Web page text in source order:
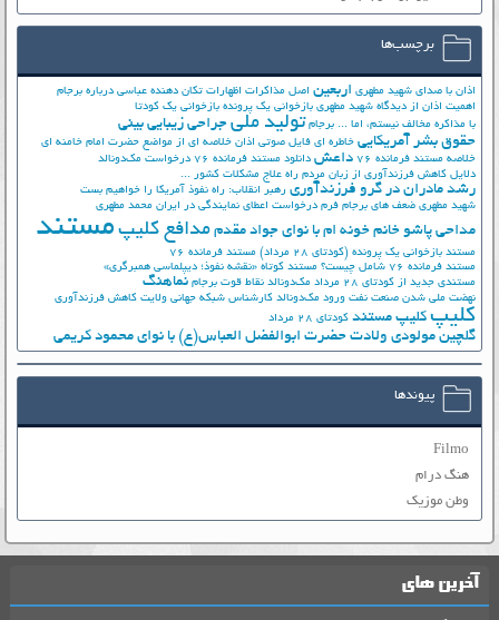
برچسب‌ها
اذان با صدای شهید مطهری اربعین اصل مذاکرات اظهارات تکان دهنده عباسی درباره برجام
اهمیت اذان از دیدگاه شهید مطهری بازخوانی یک پرونده بازخوانی یک کودتا
با مذاکره مخالف نیستم، اما ... برجام تولید ملی جراحی زیبایی بینی
حقوق بشر آمریکایی خاطره ای فایل صوتی اذان خلاصه ای از مواضع حضرت امام خامنه ای
خلاصه مستند فرمانده 76
داعش دانلود مستند فرمانده 76
درخواست مک‌دونالد
دلایل کاهش فرزندآوری از زبان مردم راه علاج مشکلات کشور ...
رشد مادران در گرو فرزندآوری رهبر انقلاب: راه نفوذ آمریکا را خواهیم بست
شهید مطهری ضعف های برجام فرم درخواست اعطای نمایندگی در ایران محمد مطهری
مداحی پاشو خانم خونه ام با نوای جواد مقدم مدافع کلیپ مستند
مستند بازخوانی یک پرونده (کودتای 28 مرداد)
مستند فرمانده 76
مستند فرمانده 76 شامل چیست؟
مستند کوتاه «نقشه نفوذ؛ دیپلماسی همبرگری»
مستندی جدید از کودتای 28 مرداد
مک‌دونالد نقاط قوت برجام نماهنگ
نهضت ملي شدن صنعت نفت ورود مک‌دونالد کارشناس شبکه جهانی ولایت کاهش فرزندآوری
کلیپ کلیپ مستند کودتای 28 مرداد
گلچین مولودی ولادت حضرت ابوالفضل العباس(ع) با نوای محمود کریمی
پیوندها
Filmo
هنگ درام
وطن موزیک
آخرین های